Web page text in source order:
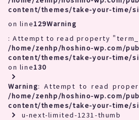
content/themes/take-your-time/
on line129Warning
: Attempt to read property
/home/zenhp/hoshino-wp.com/
content/themes/take-your-time/
on line130
Warning: Attempt to read
/home/zenhp/hoshino-wp.com/
content/themes/take-your-time/
u-next-limited-1231-thumb